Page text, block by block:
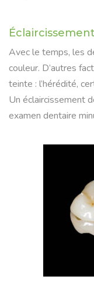
Avec le temps, les
couleur. D’autres
teinte : l’hérédité,
Un éclaircissement
examen dentaire